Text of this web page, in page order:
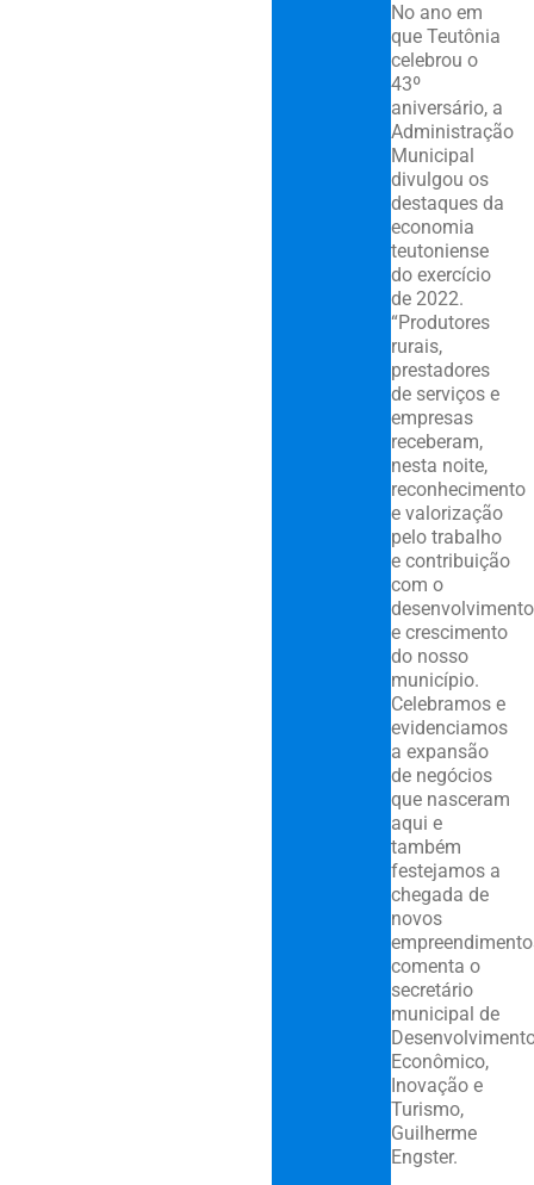
No ano em
que Teutônia
celebrou o
43º
aniversário, a
Administração
Municipal
divulgou os
destaques da
economia
teutoniense
do exercício
de 2022.
“Produtores
rurais,
prestadores
de serviços e
empresas
receberam,
nesta noite,
reconhecimento
e valorização
pelo trabalho
e contribuição
com o
desenvolvimento
e crescimento
do nosso
município.
Celebramos e
evidenciamos
a expansão
de negócios
que nasceram
aqui e
também
festejamos a
chegada de
novos
comenta o
secretário
municipal de
Econômico,
Inovação e
Turismo,
Guilherme
Engster.